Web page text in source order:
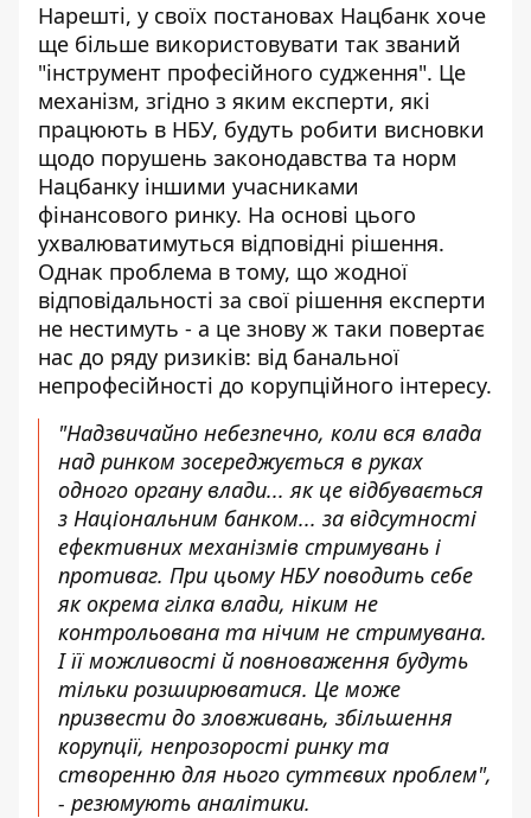
Нарешті, у своїх постановах Нацбанк хоче
ще більше використовувати так званий
"інструмент професійного судження". Це
механізм, згідно з яким експерти, які
працюють в НБУ, будуть робити висновки
щодо порушень законодавства та норм
Нацбанку іншими учасниками
фінансового ринку. На основі цього
ухвалюватимуться відповідні рішення.
Однак проблема в тому, що жодної
відповідальності за свої рішення експерти
не нестимуть - а це знову ж таки повертає
нас до ряду ризиків: від банальної
непрофесійності до корупційного інтересу.
"Надзвичайно небезпечно, коли вся влада
над ринком зосереджується в руках
одного органу влади... як це відбувається
з Національним банком... за відсутності
ефективних механізмів стримувань і
противаг. При цьому НБУ поводить себе
як окрема гілка влади, ніким не
контрольована та нічим не стримувана.
І її можливості й повноваження будуть
тільки розширюватися. Це може
призвести до зловживань, збільшення
корупції, непрозорості ринку та
створенню для нього суттєвих проблем",
- резюмують аналітики.